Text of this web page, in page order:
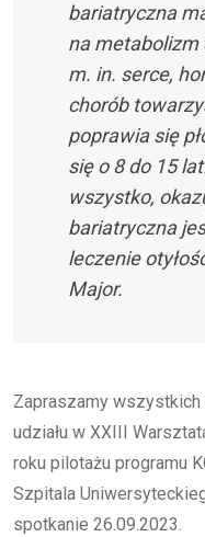
bariatryczna
na metabolizm
m. in. serce,
chorób
poprawia się
się o 8 do 15
wszystko,
bariatryczna
leczenie
Major.
Zapraszamy
udziału w XXIII
roku pilotażu programu
Szpitala
spotkanie 26.09.2023.